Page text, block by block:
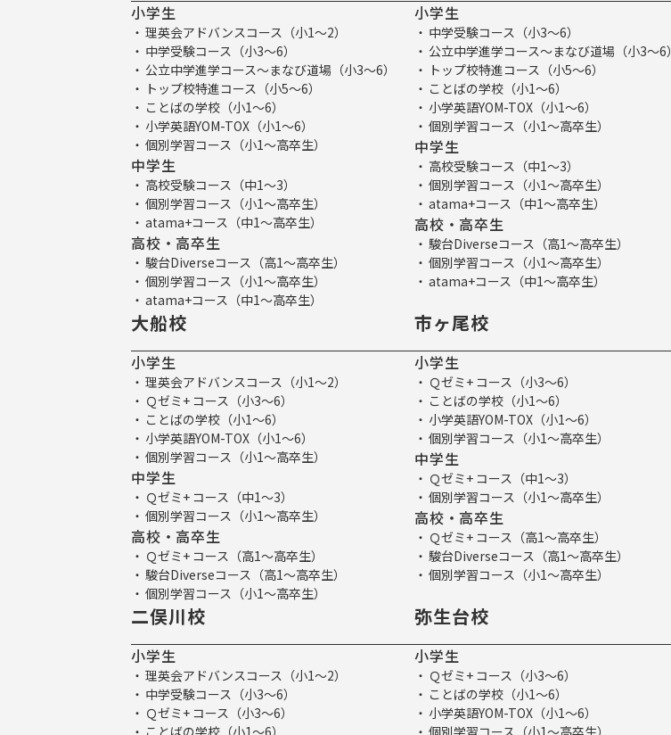
小学生
理英会アドバンスコース（小1～2）
中学受験コース（小3～6）
公立中学進学コース～まなび道場（小3～6）
トップ校特進コース（小5～6）
ことばの学校（小1～6）
小学英語YOM-TOX（小1～6）
個別学習コース（小1～高卒生）
中学生
高校受験コース（中1～3）
個別学習コース（小1～高卒生）
atama+コース（中1～高卒生）
高校・高卒生
駿台Diverseコース（高1～高卒生）
個別学習コース（小1～高卒生）
atama+コース（中1～高卒生）
小学生
中学受験コース（小3～6）
公立中学進学コース～まなび道場（小3～6）
トップ校特進コース（小5～6）
ことばの学校（小1～6）
小学英語YOM-TOX（小1～6）
個別学習コース（小1～高卒生）
中学生
高校受験コース（中1～3）
個別学習コース（小1～高卒生）
atama+コース（中1～高卒生）
高校・高卒生
駿台Diverseコース（高1～高卒生）
個別学習コース（小1～高卒生）
atama+コース（中1～高卒生）
大船校
小学生
理英会アドバンスコース（小1～2）
Ｑゼミ+ コース（小3～6）
ことばの学校（小1～6）
小学英語YOM-TOX（小1～6）
個別学習コース（小1～高卒生）
中学生
Ｑゼミ+ コース（中1～3）
個別学習コース（小1～高卒生）
高校・高卒生
Ｑゼミ+ コース（高1～高卒生）
駿台Diverseコース（高1～高卒生）
個別学習コース（小1～高卒生）
市ヶ尾校
小学生
Ｑゼミ+ コース（小3～6）
ことばの学校（小1～6）
小学英語YOM-TOX（小1～6）
個別学習コース（小1～高卒生）
中学生
Ｑゼミ+ コース（中1～3）
個別学習コース（小1～高卒生）
高校・高卒生
Ｑゼミ+ コース（高1～高卒生）
駿台Diverseコース（高1～高卒生）
個別学習コース（小1～高卒生）
二俣川校
小学生
理英会アドバンスコース（小1～2）
中学受験コース（小3～6）
Ｑゼミ+ コース（小3～6）
ことばの学校（小1～6）
弥生台校
小学生
Ｑゼミ+ コース（小3～6）
ことばの学校（小1～6）
小学英語YOM-TOX（小1～6）
個別学習コース（小1～高卒生）